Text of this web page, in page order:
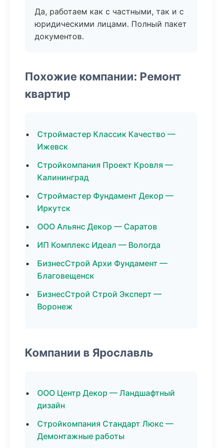
Да, работаем как с частными, так и с
юридическими лицами. Полный пакет
документов.
Похожие компании: Ремонт
квартир
Строймастер Классик Качество —
Ижевск
Стройкомпания Проект Кровля —
Калининград
Строймастер Фундамент Декор —
Иркутск
ООО Альянс Декор — Саратов
ИП Комплекс Идеал — Вологда
БизнесСтрой Архи Фундамент —
Благовещенск
БизнесСтрой Строй Эксперт —
Воронеж
Компании в Ярославль
ООО Центр Декор — Ландшафтный
дизайн
Стройкомпания Стандарт Люкс —
Демонтажные работы